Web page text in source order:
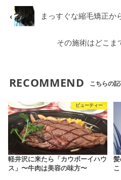
まっすぐな縮毛矯正か
その施術はどこま
RECOMMEND こちらの記
ビューティー
軽井沢に来たら「カウボーイハウ
ス」〜牛肉は美容の味方〜
髪